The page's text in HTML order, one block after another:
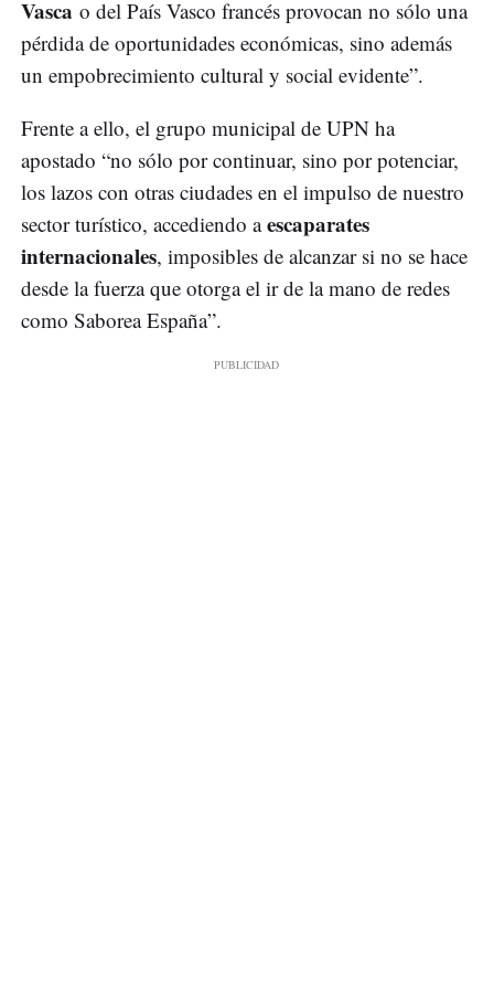
Vasca o del País Vasco francés provocan no sólo una
pérdida de oportunidades económicas, sino además
un empobrecimiento cultural y social evidente”.
Frente a ello, el grupo municipal de UPN ha
apostado “no sólo por continuar, sino por potenciar,
los lazos con otras ciudades en el impulso de nuestro
sector turístico, accediendo aescaparates
internacionales, imposibles de alcanzar si no se hace
desde la fuerza que otorga el ir de la mano de redes
como Saborea España”.